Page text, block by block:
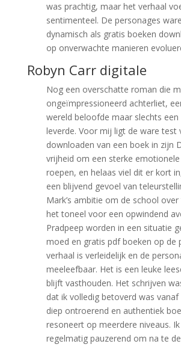
was prachtig, maar het verhaal
sentimenteel. De personages
dynamisch als gratis boeken
op onverwachte manieren
Robyn Carr digitale
Nog een overschatte roman die
ongeïmpressioneerd achterliet,
wereld beloofde maar slechts
leverde. Voor mij ligt de ware test
downloaden van een boek in zijn
vrijheid om een sterke
roepen, en helaas viel dit er kort
een blijvend gevoel van
Mark’s ambitie om de school
het toneel voor een opwindend
Pradpeep worden in een situatie
moed en gratis pdf boeken op de
verhaal is verleidelijk en de
meeleefbaar. Het is een leuke
blijft vasthouden. Het schrijven
dat ik volledig betoverd was vanaf
diep ontroerend en authentiek
resoneert op meerdere niveaus.
regelmatig pauzerend om na te